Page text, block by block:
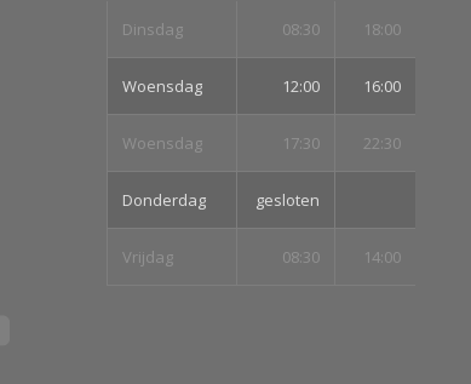
Dinsdag 08:30 18:00
Woensdag 12:00 16:00
Woensdag 17:30 22:30
Donderdag gesloten
Vrijdag 08:30 14:00